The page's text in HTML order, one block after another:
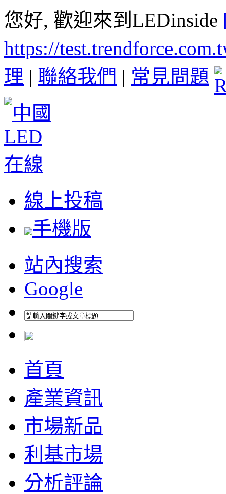
您好, 歡迎來到LEDinside
https://
理 | 聯絡我們 | 常見問題
線上投稿
手機版
站內搜索
Google
首頁
產業資訊
市場新品
利基市場
分析評論